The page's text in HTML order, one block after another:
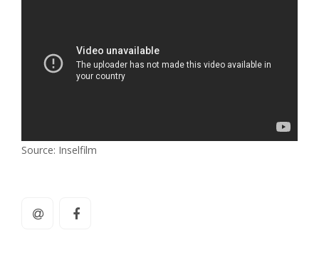
Source: Inselfilm